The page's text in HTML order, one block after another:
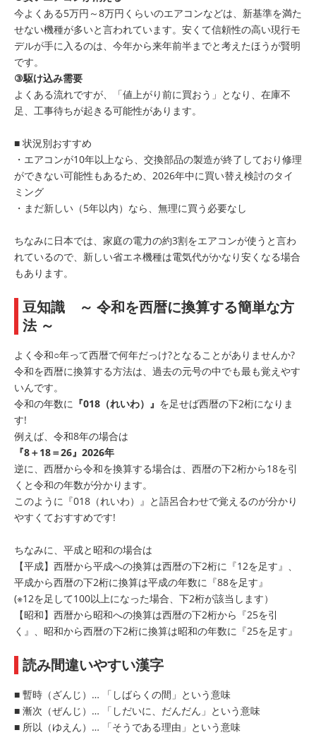
今よくある5万円～8万円くらいのエアコンなどは、新基準を満た
せない機種が多いと言われています。安くて信頼性の高い現行モ
デルが手に入るのは、今年から来年前半までと考えたほうが賢明
です。
③駆け込み需要
よくある流れですが、「値上がり前に買おう」となり、在庫不
足、工事待ちが起きる可能性があります。
■ 状況別おすすめ
・エアコンが10年以上なら、交換部品の製造が終了しており修理
ができない可能性もあるため、2026年中に買い替え検討のタイ
ミング
・まだ新しい（5年以内）なら、無理に買う必要なし
ちなみに日本では、家庭の電力の約3割をエアコンが使うと言わ
れているので、新しい省エネ機種は電気代がかなり安くなる場合
もあります。
豆知識 ～ 令和を西暦に換算する簡単な方
法 ～
よく令和○年って西暦で何年だっけ?となることがありませんか?
令和を西暦に換算する方法は、過去の元号の中でも最も覚えやす
いんです。
令和の年数に 『018（れいわ）』 を足せば西暦の下2桁になりま
す!
例えば、令和8年の場合は
『8＋18＝26』2026年
逆に、西暦から令和を換算する場合は、西暦の下2桁から18を引
くと令和の年数が分かります。
このように『018（れいわ）』と語呂合わせで覚えるのが分かり
やすくておすすめです!
ちなみに、平成と昭和の場合は
【平成】西暦から平成への換算は西暦の下2桁に『12を足す』、
平成から西暦の下2桁に換算は平成の年数に『88を足す』
(※12を足して100以上になった場合、下2桁が該当します）
【昭和】西暦から昭和への換算は西暦の下2桁から『25を引
く』、昭和から西暦の下2桁に換算は昭和の年数に『25を足す』
読み間違いやすい漢字
■ 暫時（ざんじ）… 「しばらくの間」という意味
■ 漸次（ぜんじ）… 「しだいに、だんだん」という意味
■ 所以（ゆえん）… 「そうである理由」という意味